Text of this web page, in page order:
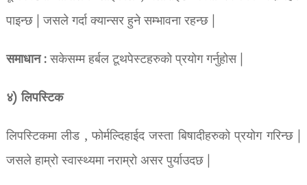
पाइन्छ | जसले गर्दा क्यान्सर हुने सम्भावना रहन्छ |
समाधान: सकेसम्म हर्बल टूथपेस्टहरुको प्रयोग गर्नुहोस |
४) लिपस्टिक
लिपस्टिकमा लीड , फोर्मल्दिहाईद जस्ता बिषादीहरुको प्रयोग गरिन्छ |
जसले हाम्रो स्वास्थ्यमा नराम्रो असर पुर्याउदछ |